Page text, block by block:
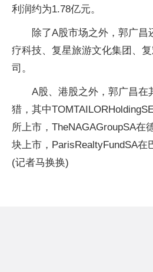
利润约为1.78亿元。
除了A股市场之外，郭广昌
疗科技、复星旅游文化集团、
司。
A股、港股之外，郭广昌在
猎，其中
所上市，TheNAGAGroupSA在
块上市，ParisRealtyFundSA在
(记者马换换)